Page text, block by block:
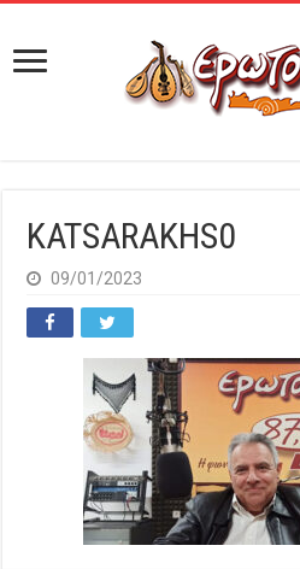
KATSARAKHS0
09/01/2023